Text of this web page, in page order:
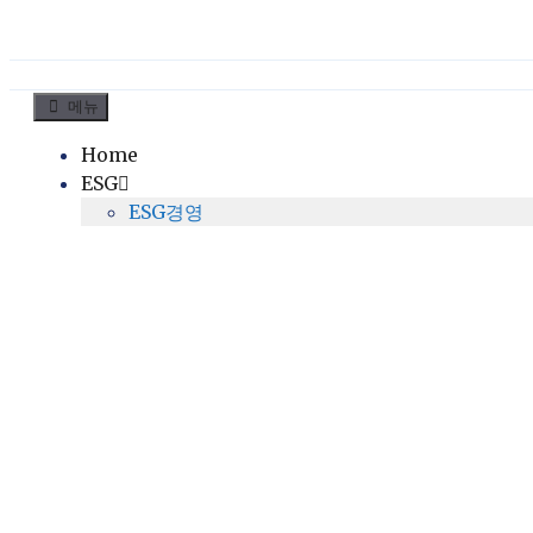
메뉴
Home
ESG
ESG경영